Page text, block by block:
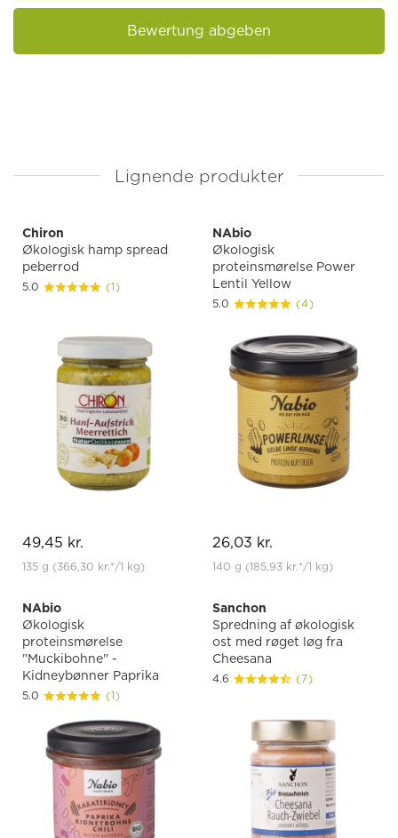
Bewertung abgeben
Lignende produkter
Chiron
Økologisk hamp spread
peberrod
5.0 (1)
49,45 kr.
135 g (366,30 kr.*/1 kg)
NAbio
Økologisk
proteinsmørelse Power
Lentil Yellow
5.0 (4)
26,03 kr.
140 g (185,93 kr.*/1 kg)
NAbio
Økologisk
proteinsmørelse
"Muckibohne" -
Kidneybønner Paprika
5.0 (1)
Sanchon
Spredning af økologisk
ost med røget løg fra
Cheesana
4.6 (7)